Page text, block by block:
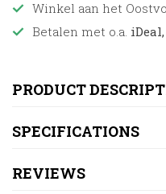
Winkel aan het
Betalen met o.a.
PRODUCT
SPECIFICATIONS
REVIEWS